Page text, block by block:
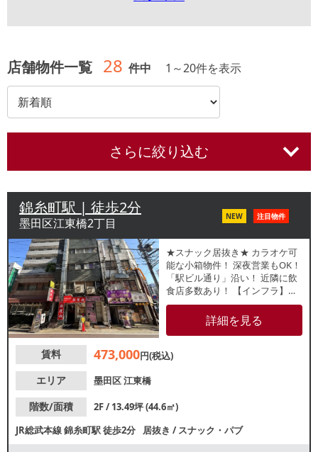
店舗物件一覧 28 件中 1 ～20件を表示
さらに絞り込む
錦糸町駅 | 徒歩2分
墨田区江東橋2丁目 NEW 注目物件
★スナック居抜き★ カラオケ可
能な小箱物件！ 深夜営業もOK！
「駅ビル通り」沿い！ 近隣に飲
食店多数あり！ 【インフラ】電
灯：有 動力：確認中
ガス：6号メーター 水道：
確認中 【厨房排気】有 /換気扇
ト】無 【席数】テーブル21席
【不可業態】無し【引渡状態】
約2.4ｍ ※店舗情報は正確性を保
証するものではございません。
詳細を見る
賃料 473,000円(税込)
エリア
墨田区江東橋
階数/面積
2F / 13.49坪 (44.6㎡)
JR総武本線錦糸町駅徒歩2分 居抜き /スナック・パブ